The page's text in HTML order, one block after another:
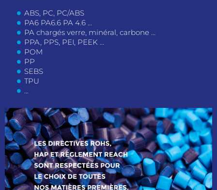
ABS, PC, PC/ABS
PA6 PA6.6 PA 4.6 ...
PA chargés verre, minéral, carbone …
PPA, PPS, PEI, PEEK …
POM
PP
SEBS
TPU
...